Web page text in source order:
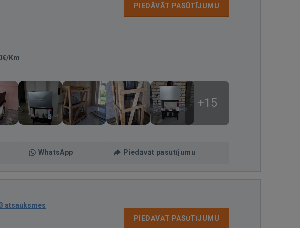
PIEDĀVĀT PASŪTĪJUMU
Km
+15
WhatsApp Piedāvāt pasūtījumu
atsauksmes
PIEDĀVĀT PASŪTĪJUMU